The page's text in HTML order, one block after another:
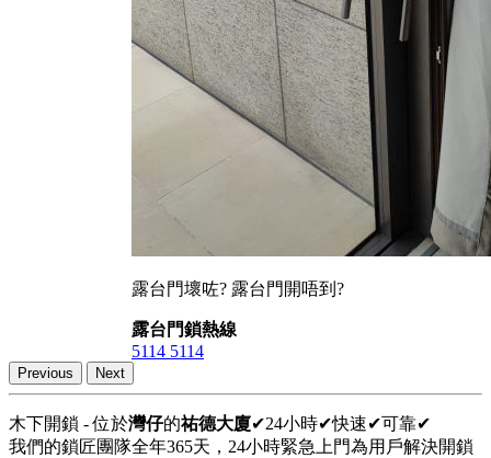
露台門壞咗? 露台門開唔到?
露台門鎖熱線
5114 5114
Previous Next
木下開鎖 - 位於灣仔的祐德大廈✔24小時✔快速✔可靠✔
我們的鎖匠團隊全年365天，24小時緊急上門為用戶解決開鎖